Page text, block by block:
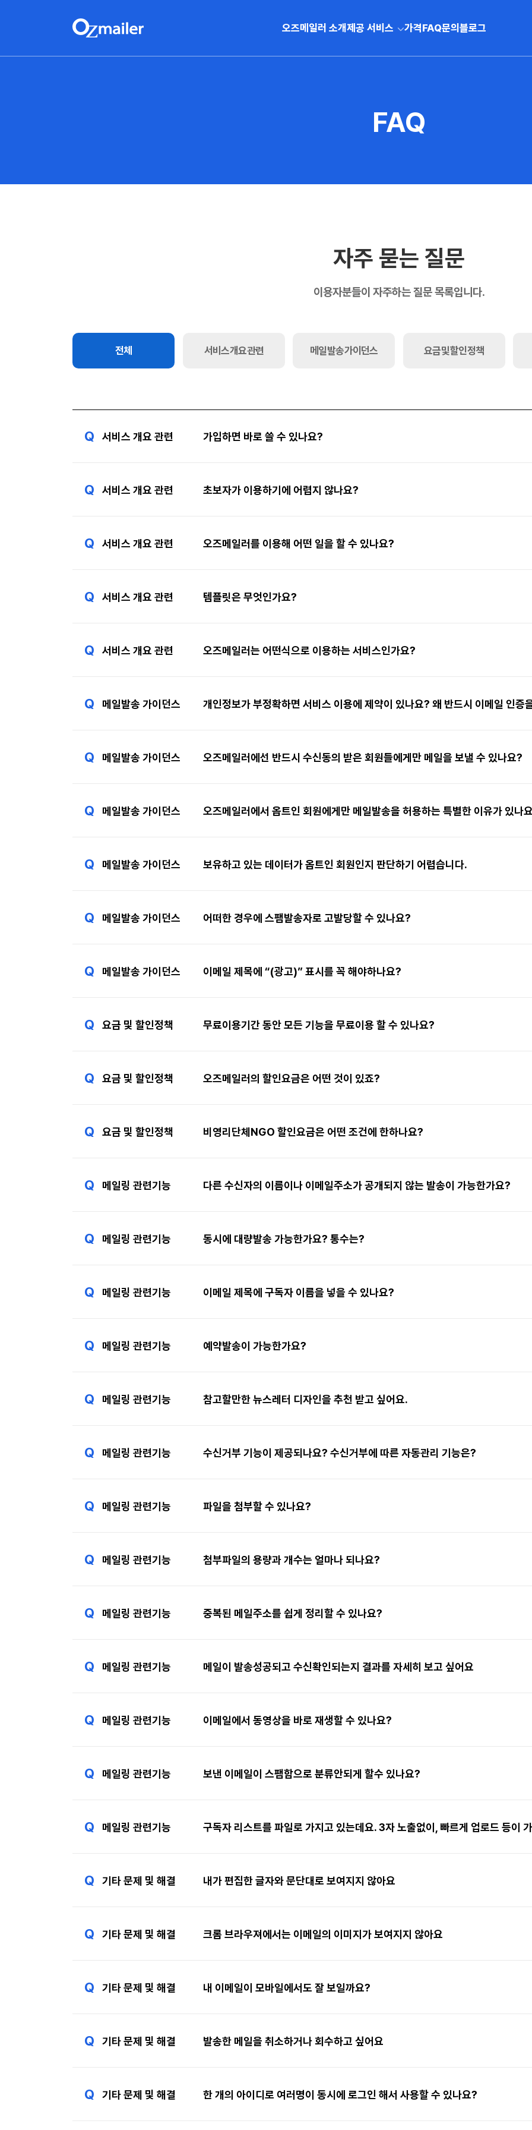
오즈메일러 소개 제공 서비스 가격FAQ문의 블로그
FAQ
자주 묻는 질문
이용자분들이 자주하는 질문 목록입니다.
전체 서비스 개요 관련 메일 발송 가이던스 요금 및 할인 정책
Q 서비스 개요 관련 가입하면 바로 쓸 수 있나요?
Q 서비스 개요 관련 초보자가 이용하기에 어렵지 않나요?
Q 서비스 개요 관련 오즈메일러를 이용해 어떤 일을 할 수 있나요?
Q 서비스 개요 관련 템플릿은 무엇인가요?
Q 서비스 개요 관련 오즈메일러는 어떤식으로 이용하는 서비스인가요?
Q 메일발송 가이던스 개인정보가 부정확하면 서비스 이용에 제약이 있나요? 왜 반드시 이메일 인증
Q 메일발송 가이던스 오즈메일러에선 반드시 수신동의 받은 회원들에게만 메일을 보낼 수 있나요?
Q 메일발송 가이던스 오즈메일러에서 옵트인 회원에게만 메일발송을 허용하는 특별한 이유가 있나
Q 메일발송 가이던스 보유하고 있는 데이터가 옵트인 회원인지 판단하기 어렵습니다.
Q 메일발송 가이던스 어떠한 경우에 스팸발송자로 고발당할 수 있나요?
Q 메일발송 가이던스 이메일 제목에 “(광고)” 표시를 꼭 해야하나요?
Q 요금 및 할인정책 무료이용기간 동안 모든 기능을 무료이용 할 수 있나요?
Q 요금 및 할인정책 오즈메일러의 할인요금은 어떤 것이 있죠?
Q 요금 및 할인정책 비영리단체NGO 할인요금은 어떤 조건에 한하나요?
Q 메일링 관련기능 다른 수신자의 이름이나 이메일주소가 공개되지 않는 발송이 가능한가요?
Q 메일링 관련기능 동시에 대량발송 가능한가요? 통수는?
Q 메일링 관련기능 이메일 제목에 구독자 이름을 넣을 수 있나요?
Q 메일링 관련기능 예약발송이 가능한가요?
Q 메일링 관련기능 참고할만한 뉴스레터 디자인을 추천 받고 싶어요.
Q 메일링 관련기능 수신거부 기능이 제공되나요? 수신거부에 따른 자동관리 기능은?
Q 메일링 관련기능 파일을 첨부할 수 있나요?
Q 메일링 관련기능 첨부파일의 용량과 개수는 얼마나 되나요?
Q 메일링 관련기능 중복된 메일주소를 쉽게 정리할 수 있나요?
Q 메일링 관련기능 메일이 발송성공되고 수신확인되는지 결과를 자세히 보고 싶어요
Q 메일링 관련기능 이메일에서 동영상을 바로 재생할 수 있나요?
Q 메일링 관련기능 보낸 이메일이 스팸함으로 분류안되게 할수 있나요?
Q 메일링 관련기능 구독자 리스트를 파일로 가지고 있는데요. 3자 노출없이, 빠르게 업로드 등이
Q 기타 문제 및 해결 내가 편집한 글자와 문단대로 보여지지 않아요
Q 기타 문제 및 해결 크롬 브라우져에서는 이메일의 이미지가 보여지지 않아요
Q 기타 문제 및 해결 내 이메일이 모바일에서도 잘 보일까요?
Q 기타 문제 및 해결 발송한 메일을 취소하거나 회수하고 싶어요
Q 기타 문제 및 해결 한 개의 아이디로 여러명이 동시에 로그인 해서 사용할 수 있나요?